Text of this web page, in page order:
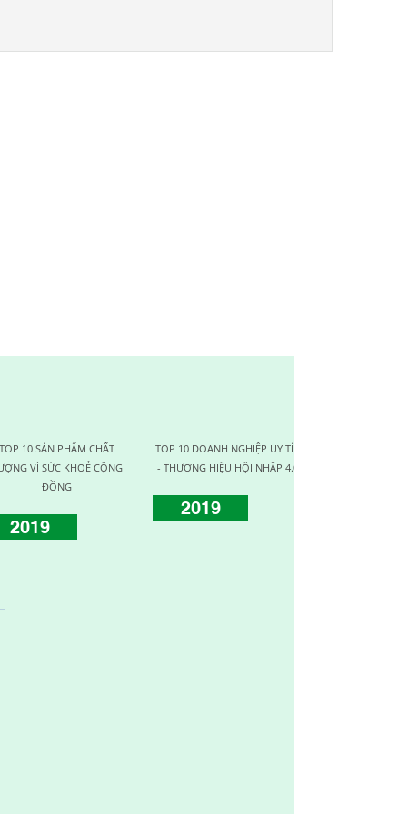
TOP 10 SẢN PHẨM CHẤT
VÌ SỨC KHOẺ CỘNG
ĐỒNG
2019
TOP 10 DOANH NGHIỆP UY TÍN
- THƯƠNG HIỆU HỘI NHẬP 4.0
2019